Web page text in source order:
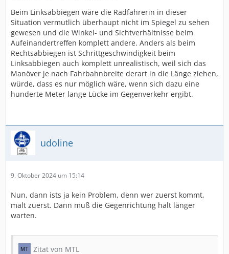
Beim Linksabbiegen wäre die Radfahrerin in dieser
Situation vermutlich überhaupt nicht im Spiegel zu sehen
gewesen und die Winkel- und Sichtverhältnisse beim
Aufeinandertreffen komplett andere. Anders als beim
Rechtsabbiegen ist Schrittgeschwindigkeit beim
Linksabbiegen auch komplett unrealistisch, weil sich das
Manöver je nach Fahrbahnbreite derart in die Länge ziehen,
würde, dass es nur möglich wäre, wenn sich dazu eine
hunderte Meter lange Lücke im Gegenverkehr ergibt.
udoline
9. Oktober 2024 um 15:14
Nun, dann ists ja kein Problem, denn wer zuerst kommt,
malt zuerst. Dann muß die Gegenrichtung halt länger
warten.
Zitat von MTL